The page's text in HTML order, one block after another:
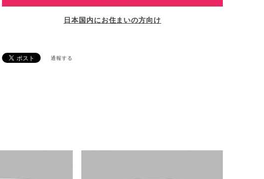
日本国内にお住まいの方向け
通報する